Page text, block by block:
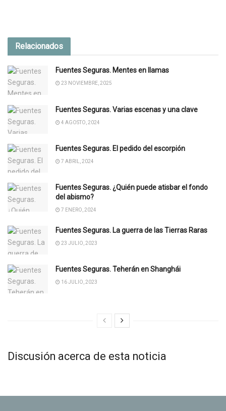
Relacionados
Fuentes Seguras. Mentes en llamas
23 NOVIEMBRE, 2025
Fuentes Seguras. Varias escenas y una clave
4 AGOSTO, 2024
Fuentes Seguras. El pedido del escorpión
7 ABRIL, 2024
Fuentes Seguras. ¿Quién puede atisbar el fondo
del abismo?
7 ENERO, 2024
Fuentes Seguras. La guerra de las Tierras Raras
23 JULIO, 2023
Fuentes Seguras. Teherán en Shanghái
16 JULIO, 2023
Discusión acerca de esta noticia